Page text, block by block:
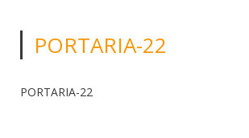
PORTARIA-22
PORTARIA-22